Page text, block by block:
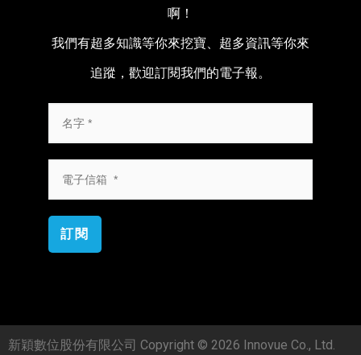
啊！
我們有超多知識等你來挖寶、超多資訊等你來
追蹤，歡迎訂閱我們的電子報。
訂閱
新穎數位股份有限公司 Copyright © 2026 Innovue Co., Ltd.